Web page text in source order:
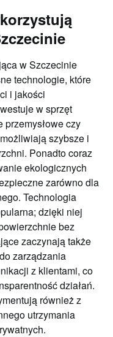
w Szczecinie
technologie, które
i jakości
w sprzęt
czy
szybsze i
Ponadto coraz
ekologicznych
zarówno dla
Technologia
dzięki niej
bez
zaczynają także
zarządzania
z klientami, co
działań.
również z
utrzymania